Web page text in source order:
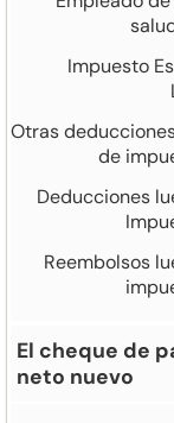
Impuesto
Otras
de
Deducciones
Reembolsos
El cheque de
neto nuevo